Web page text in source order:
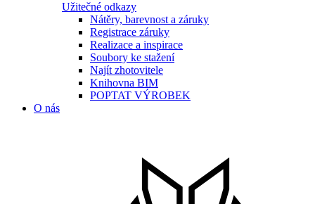
Užitečné odkazy
Nátěry, barevnost a záruky
Registrace záruky
Realizace a inspirace
Soubory ke stažení
Najít zhotovitele
Knihovna BIM
POPTAT VÝROBEK
O nás